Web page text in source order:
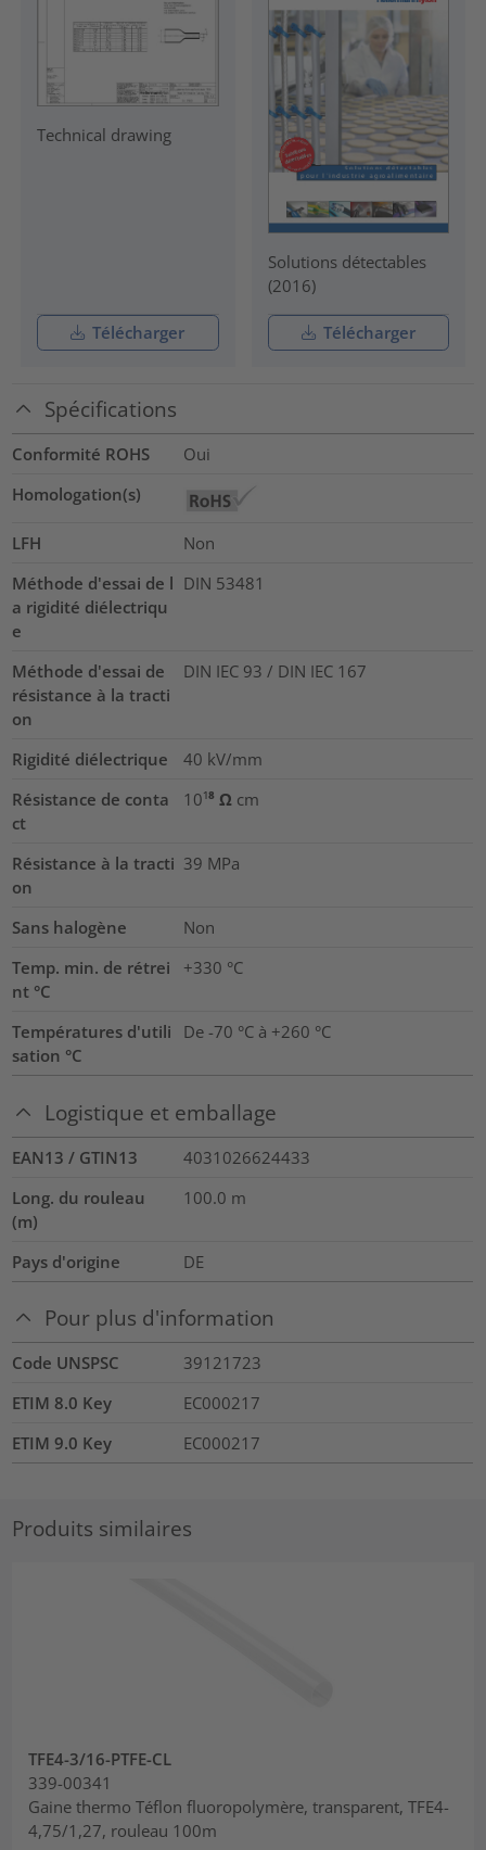
Technical drawing
Télécharger
Solutions détectables
(2016)
Télécharger
Spécifications
Conformité ROHS
Oui
Homologation(s)
LFH
Non
Méthode d'essai de l
a rigidité diélectriqu
e
DIN 53481
Méthode d'essai de
résistance à la tracti
on
DIN IEC 93 / DIN IEC 167
Rigidité diélectrique 40 kV/mm
Résistance de conta
ct
10¹⁸ Ω cm
Résistance à la tracti
on
39 MPa
Sans halogène
Non
Temp. min. de rétrei
nt °C
+330 °C
Températures d'utili
sation °C
De -70 °C à +260 °C
Logistique et emballage
EAN13 / GTIN13
4031026624433
Long. du rouleau
(m)
100.0 m
Pays d'origine DE
Pour plus d'information
Code UNSPSC
39121723
ETIM 8.0 Key
EC000217
ETIM 9.0 Key
EC000217
Produits similaires
TFE4-3/16-PTFE-CL
339-00341
Gaine thermo Téflon fluoropolymère, transparent, TFE4-
4,75/1,27, rouleau 100m